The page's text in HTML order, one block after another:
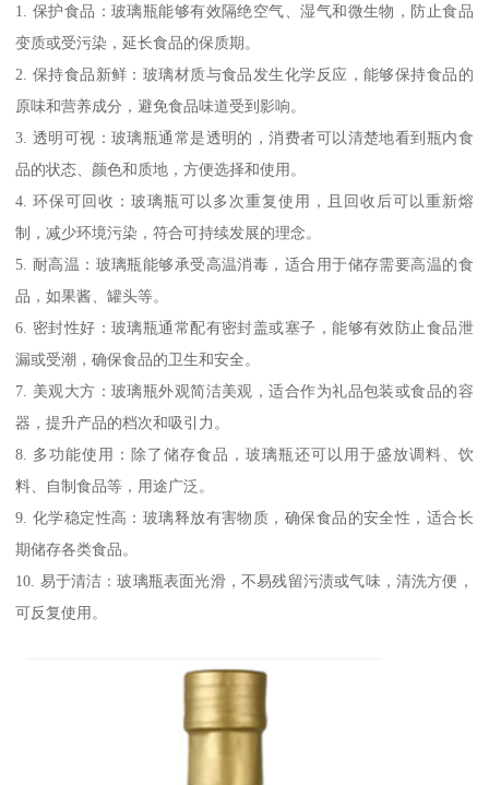
1. 保护食品：玻璃瓶能够有效隔绝空气、湿气和微生物，防止食品
变质或受污染，延长食品的保质期。
2. 保持食品新鲜：玻璃材质与食品发生化学反应，能够保持食品的
原味和营养成分，避免食品味道受到影响。
3. 透明可视：玻璃瓶通常是透明的，消费者可以清楚地看到瓶内食
品的状态、颜色和质地，方便选择和使用。
4. 环保可回收：玻璃瓶可以多次重复使用，且回收后可以重新熔
制，减少环境污染，符合可持续发展的理念。
5. 耐高温：玻璃瓶能够承受高温消毒，适合用于储存需要高温的食
品，如果酱、罐头等。
6. 密封性好：玻璃瓶通常配有密封盖或塞子，能够有效防止食品泄
漏或受潮，确保食品的卫生和安全。
7. 美观大方：玻璃瓶外观简洁美观，适合作为礼品包装或食品的容
器，提升产品的档次和吸引力。
8. 多功能使用：除了储存食品，玻璃瓶还可以用于盛放调料、饮
料、自制食品等，用途广泛。
9. 化学稳定性高：玻璃释放有害物质，确保食品的安全性，适合长
期储存各类食品。
10. 易于清洁：玻璃瓶表面光滑，不易残留污渍或气味，清洗方便，
可反复使用。